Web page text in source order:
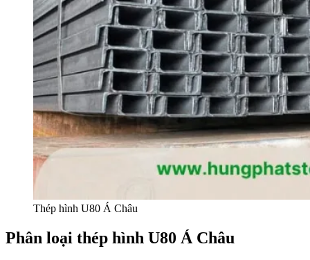
Thép hình U80 Á Châu
Phân loại thép hình U80 Á Châu